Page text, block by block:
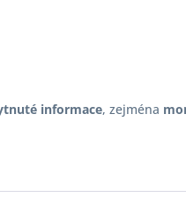
informace, zejména